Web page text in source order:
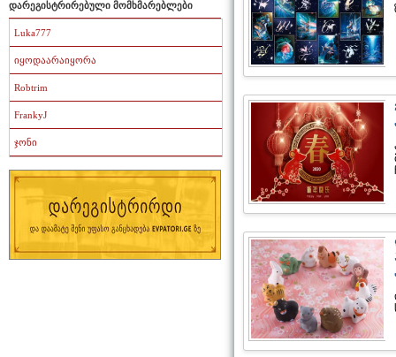
დარეგისტრირებული მომხმარებლები
Luka777
იყოდაარაიყორა
Robtrim
FrankyJ
ჯონი